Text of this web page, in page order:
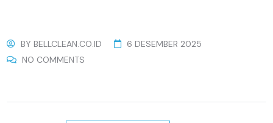
BYBELLCLEAN.CO.ID
6 DESEMBER 2025
NO COMMENTS